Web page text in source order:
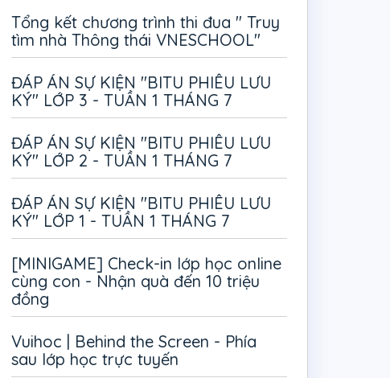
Tổng kết chương trình thi đua " Truy
tìm nhà Thông thái VNESCHOOL"
ĐÁP ÁN SỰ KIỆN "BITU PHIÊU LƯU
KÝ" LỚP 3 - TUẦN 1 THÁNG 7
ĐÁP ÁN SỰ KIỆN "BITU PHIÊU LƯU
KÝ" LỚP 2 - TUẦN 1 THÁNG 7
ĐÁP ÁN SỰ KIỆN "BITU PHIÊU LƯU
KÝ" LỚP 1 - TUẦN 1 THÁNG 7
[MINIGAME] Check-in lớp học online
cùng con - Nhận quà đến 10 triệu
đồng
Vuihoc | Behind the Screen - Phía
sau lớp học trực tuyến